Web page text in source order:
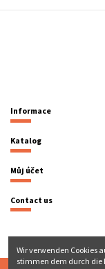
Informace
Katalog
Můj účet
Contact us
Wir verwenden Cookies
stimmen dem durch die